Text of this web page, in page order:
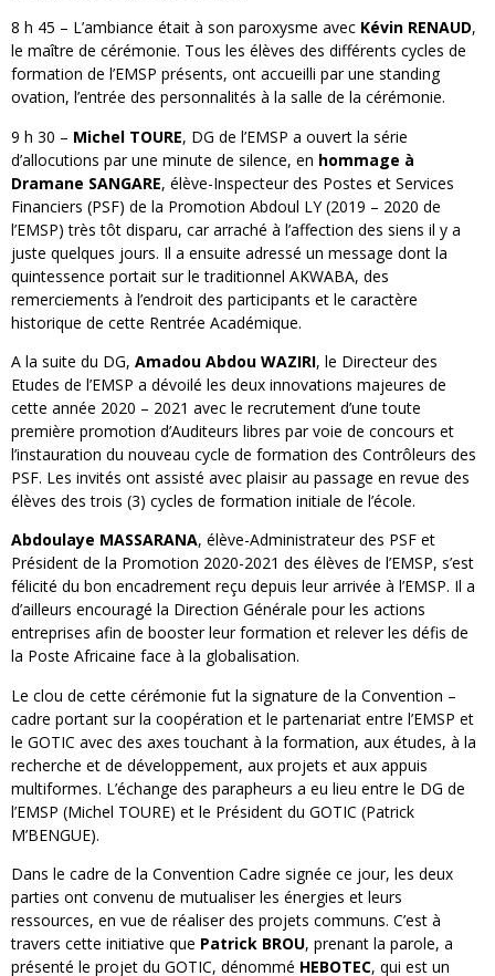
8 h 45 – L’ambiance était à son paroxysme avec Kévin RENAUD,
le maître de cérémonie. Tous les élèves des différents cycles de
formation de l’EMSP présents, ont accueilli par une standing
ovation, l’entrée des personnalités à la salle de la cérémonie.
9 h 30 – Michel TOURE, DG de l’EMSP a ouvert la série
d’allocutions par une minute de silence, en hommage à
Dramane SANGARE, élève-Inspecteur des Postes et Services
Financiers (PSF) de la Promotion Abdoul LY (2019 – 2020 de
l’EMSP) très tôt disparu, car arraché à l’affection des siens il y a
juste quelques jours. Il a ensuite adressé un message dont la
quintessence portait sur le traditionnel AKWABA, des
remerciements à l’endroit des participants et le caractère
historique de cette Rentrée Académique.
A la suite du DG, Amadou Abdou WAZIRI, le Directeur des
Etudes de l’EMSP a dévoilé les deux innovations majeures de
cette année 2020 – 2021 avec le recrutement d’une toute
première promotion d’Auditeurs libres par voie de concours et
l’instauration du nouveau cycle de formation des Contrôleurs des
PSF. Les invités ont assisté avec plaisir au passage en revue des
élèves des trois (3) cycles de formation initiale de l’école.
Abdoulaye MASSARANA, élève-Administrateur des PSF et
Président de la Promotion 2020-2021 des élèves de l’EMSP, s’est
félicité du bon encadrement reçu depuis leur arrivée à l’EMSP. Il a
d’ailleurs encouragé la Direction Générale pour les actions
entreprises afin de booster leur formation et relever les défis de
la Poste Africaine face à la globalisation.
Le clou de cette cérémonie fut la signature de la Convention –
cadre portant sur la coopération et le partenariat entre l’EMSP et
le GOTIC avec des axes touchant à la formation, aux études, à la
recherche et de développement, aux projets et aux appuis
multiformes. L’échange des parapheurs a eu lieu entre le DG de
l’EMSP (Michel TOURE) et le Président du GOTIC (Patrick
M’BENGUE).
Dans le cadre de la Convention Cadre signée ce jour, les deux
parties ont convenu de mutualiser les énergies et leurs
ressources, en vue de réaliser des projets communs. C’est à
travers cette initiative que Patrick BROU, prenant la parole, a
présenté le projet du GOTIC, dénommé HEBOTEC, qui est un